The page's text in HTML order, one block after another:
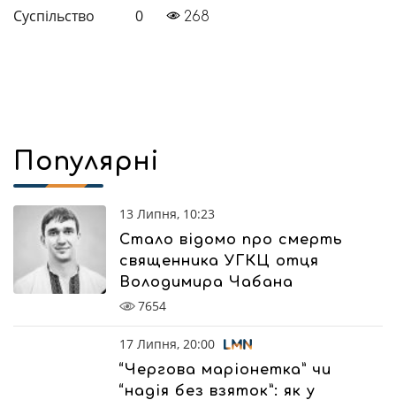
Суспільство 0 268
Популярні
13 Липня, 10:23
Стало відомо про смерть
священника УГКЦ отця
Володимира Чабана
7654
17 Липня, 20:00
“Чергова маріонетка” чи
“надія без взяток”: як у